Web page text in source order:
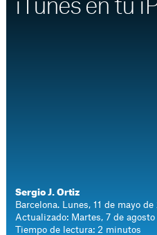
iTunes en tu
Sergio J. Ortiz
Barcelona. Lunes, 11 de mayo de
Actualizado: Martes, 7 de agosto
Tiempo de lectura: 2 minutos